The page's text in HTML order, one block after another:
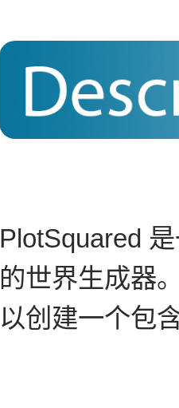
PlotSquared
的世界生成器
以创建一个包